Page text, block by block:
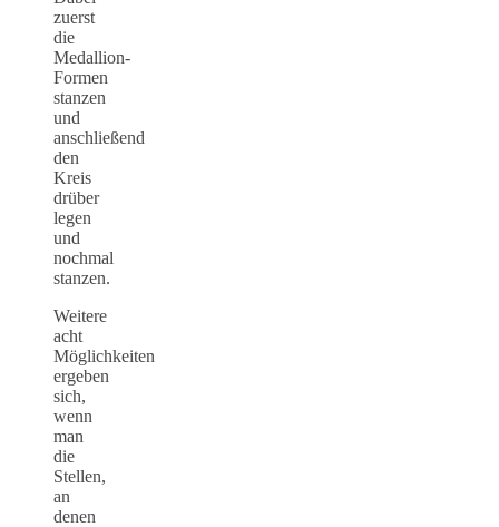
zuerst
die
Medallion-
Formen
stanzen
und
anschließend
den
Kreis
drüber
legen
und
nochmal
stanzen.
Weitere
acht
Möglichkeiten
ergeben
sich,
wenn
man
die
Stellen,
an
denen